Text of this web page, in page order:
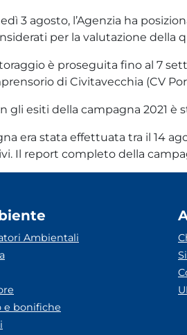
3 agosto, l’Agenzia ha
per la valutazione della
è proseguita fino al 7
di Civitavecchia (CV
gli esiti della campagna 2021 è
era stata effettuata tra il 14
Il report completo della
Ambientali
e bonifiche